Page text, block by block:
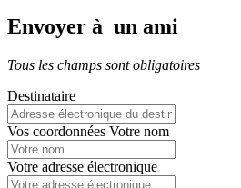
Envoyer à un ami
Tous les champs sont obligatoires
Destinataire
Vos coordonnées Votre nom
Votre adresse électronique